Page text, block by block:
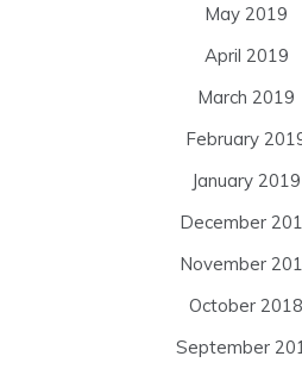
May 2019
April 2019
March 2019
February
January 2019
December
November
October 2018
September